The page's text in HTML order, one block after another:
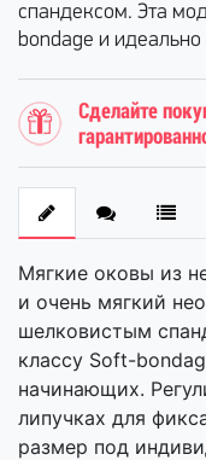
спандексом. Эта
bondage и
Сделайте
Мягкие оковы из
и очень мягкий
шелковистым
классу Soft-
начинающих.
липучках для
размер под